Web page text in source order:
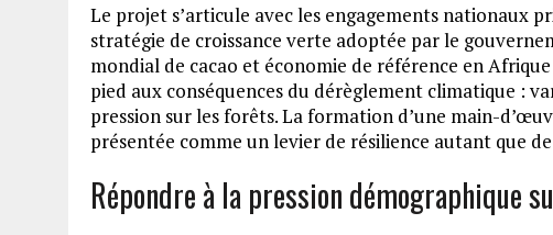
Le projet s’articule avec les engagements nationaux
stratégie de croissance verte adoptée par le
mondial de cacao et économie de référence en
pied aux conséquences du dérèglement climatique :
pression sur les forêts. La formation d’une main-
présentée comme un levier de résilience autant que
Répondre à la pression démographique